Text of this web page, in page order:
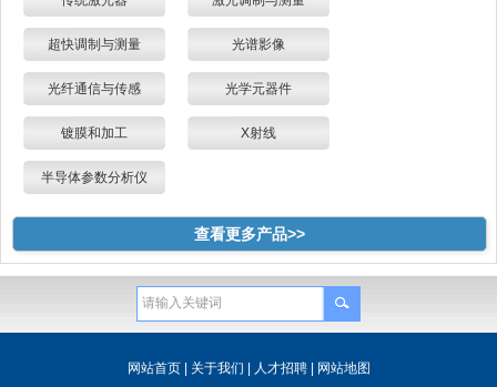
超快调制与测量 光谱影像
光纤通信与传感 光学元器件
镀膜和加工 X射线
半导体参数分析仪
查看更多产品>>
网站首页| 关于我们 | 人才招聘| 网站地图